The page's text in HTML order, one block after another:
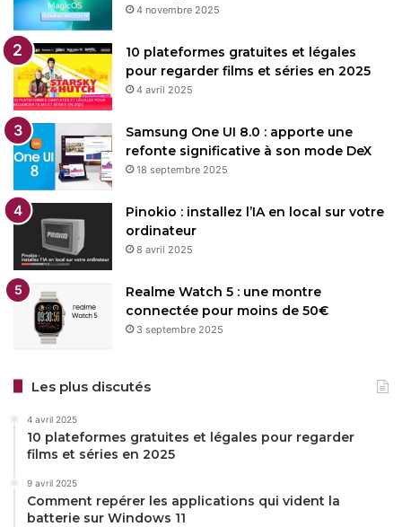
4 novembre 2025
10 plateformes gratuites et légales
pour regarder films et séries en 2025
4 avril 2025
Samsung One UI 8.0 : apporte une
refonte significative à son mode DeX
18 septembre 2025
Pinokio : installez l’IA en local sur votre
ordinateur
8 avril 2025
Realme Watch 5 : une montre
connectée pour moins de 50€
3 septembre 2025
Les plus discutés
4 avril 2025
10 plateformes gratuites et légales pour regarder
films et séries en 2025
9 avril 2025
Comment repérer les applications qui vident la
batterie sur Windows 11